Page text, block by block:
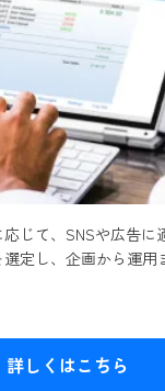
じて、SNSや広告に
定し、企画から運用
詳しくはこちら